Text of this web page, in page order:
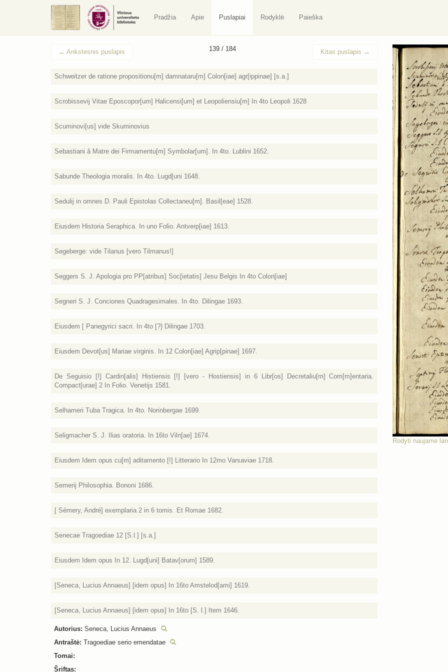
Pradžia Apie Puslapiai Rodyklė Paieška
← Ankstesnis puslapis 139 / 184 Kitas puslapis →
Schweitzer de ratione propositionu[m] damnataru[m] Colon[iae] agr[ippinae] [s.a.]
Scrobissevij Vitae Eposcopor[um] Halicensi[um] et Leopoliensiu[m] In 4to Leopoli 1628
Scuminovi[us] vide Skuminovius
Sebastiani â Matre dei Firmamentu[m] Symbolar[um]. In 4to. Lublini 1652.
Sabunde Theologia moralis. In 4to. Lugd[uni 1648.
Sedulij in omnes D. Pauli Epistolas Collectaneu[m]. Basil[eae] 1528.
Eiusdem Historia Seraphica. In uno Folio. Antverp[iae] 1613.
Segeberge: vide Tilanus [vero Tilmanus!]
Seggers S. J. Apologia pro PP[atribus] Soc[ietatis] Jesu Belgis In 4to Colon[iae]
Segneri S. J. Conciones Quadragesimales. In 4to. Dilingae 1693.
Eiusdem [ Panegyrici sacri. In 4to [?} Dilingae 1703.
Eiusdem Devot[us] Mariae virginis. In 12 Colon[iae] Agrip[pinae] 1697.
De Seguisio [!] Cardin[alis] Histiensis [!] [vero - Hostiensis] in 6 Libr[os] Decretaliu[m] Com[m]entaria.
Compact[urae] 2 In Folio. Venetijs 1581.
Selhameri Tuba Tragica. In 4to. Norinbergae 1699.
Seligmacher S. J. Ilias oratoria. In 16to Viln[ae] 1674.
Eiusdem Idem opus cu[m] aditamento [!] Litterario In 12mo Varsaviae 1718.
Semerij Philosophia. Bononi 1686.
[ Sémery, André] exemplaria 2 in 6 tomis. Et Romae 1682.
Senecae Tragoediae 12 [S.l.] [s.a.]
Eiusdem Idem opus In 12. Lugd[uni] Batav[orum] 1589.
[Seneca, Lucius Annaeus] [idem opus] In 16to Amstelod[ami] 1619.
[Seneca, Lucius Annaeus] [idem opus] In 16to [S. l.] Item 1646.
Autorius: Seneca, Lucius Annaeus
Antraštė: Tragoediae serio emendatae
Tomai:
Šriftas:
Rodyti naujame